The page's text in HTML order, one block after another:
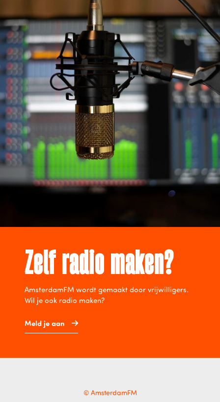
Zelf radio maken?
AmsterdamFM wordt gemaakt door vrijwilligers.
Wil je ook radio maken?
Meld je aan
© AmsterdamFM